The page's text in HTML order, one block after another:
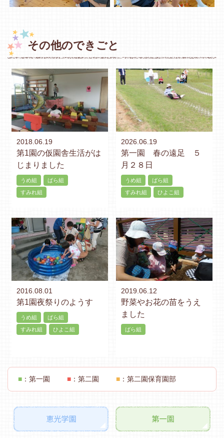
その他のできごと
2018.06.19
第1園の仮園舎生活がは
じまりました
うめ組
ばら組
すみれ組
2026.06.19
第一園 春の遠足 ５
月２８日
うめ組
ばら組
すみれ組
ひよこ組
2016.08.01
第1園夜祭りのようす
うめ組
ばら組
すみれ組
ひよこ組
2019.06.12
野菜やお花の苗をうえ
ました
ばら組
■ ：第一園 ■ ：第二園 ■ ：第二園保育園部